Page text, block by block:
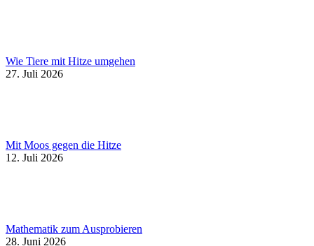
Wie Tiere mit Hitze umgehen
27. Juli 2026
Mit Moos gegen die Hitze
12. Juli 2026
Mathematik zum Ausprobieren
28. Juni 2026